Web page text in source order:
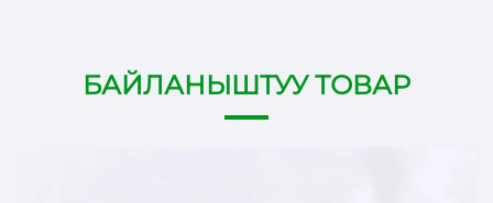
БАЙЛАНЫШТУУ ТОВАР